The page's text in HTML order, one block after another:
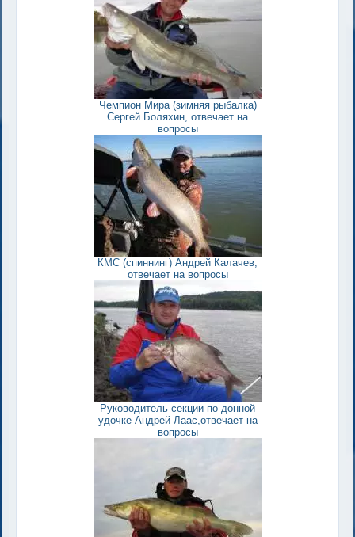
Чемпион Мира (зимняя рыбалка)
Сергей Боляхин, отвечает на
вопросы
КМС (спиннинг) Андрей Калачев,
отвечает на вопросы
Руководитель секции по донной
удочке Андрей Лаас,отвечает на
вопросы